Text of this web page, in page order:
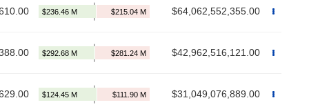
$64,062,552,355.00
$42,962,516,121.00
$31,049,076,889.00